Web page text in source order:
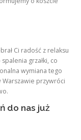
Ci radość z relaksu
grzałki, co
wymiana tego
Warszawie przywróci
do nas już